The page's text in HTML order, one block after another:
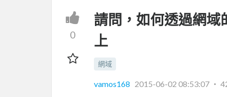
0
請問，如何透過網域
上
網域
vamos168 2015-06-02 08:53:07 ‧